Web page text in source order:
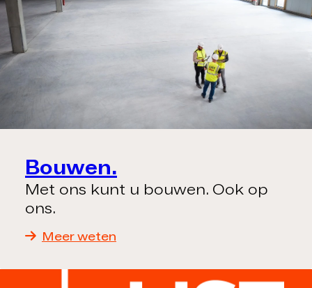
Bouwen.
Met ons kunt u bouwen. Ook op
ons.
Meer weten